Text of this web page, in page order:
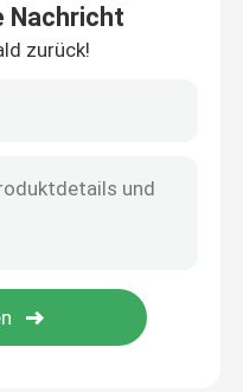
Nachricht
zurück!